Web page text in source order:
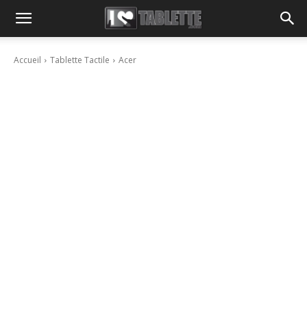
Accueil Tablette Tactile Acer